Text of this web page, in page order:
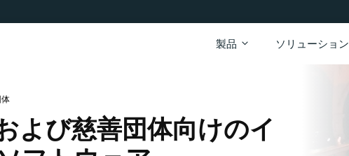
製品 ソリューション
よび慈善団体向けのイ